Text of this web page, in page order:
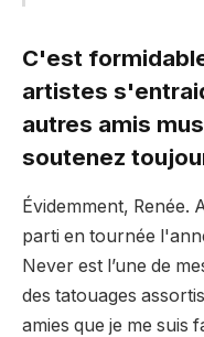
C'est
artistes
autres amis
soutenez
Évidemment, Renée.
parti en tournée
Never est l’une de
des tatouages
amies que je me suis